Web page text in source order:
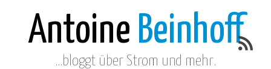
Antoine Beinhoff
…bloggt über Strom und mehr.